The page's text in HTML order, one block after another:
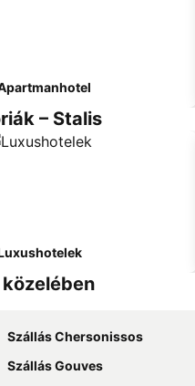
– Stalis
Szállás Chersonissos
Szállás Gouves